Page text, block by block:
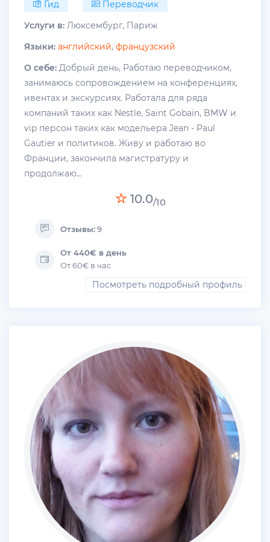
Гид
Переводчик
Услуги в: Люксембург, Париж
Языки: английский, французский
О себе: Добрый день, Работаю переводчиком,
занимаюсь сопровождением на конференциях,
ивентах и экскурсиях. Работала для ряда
компаний таких как Nestle, Saint Gobain, BMW и
vip персон таких как модельера Jean - Paul
Gautier и политиков. Живу и работаю во
Франции, закончила магистратуру и
продолжаю...
10.0/10
Отзывы:9
От 440€ в день
От 60€ в час
Посмотреть подробный профиль